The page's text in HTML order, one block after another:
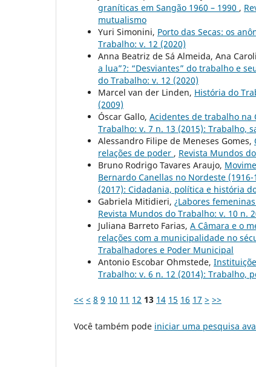
graníticas em Sangão 1960 – 1990 ,
mutualismo
Yuri Simonini, Porto das Secas: os
Trabalho: v. 12 (2020)
Anna Beatriz de Sá Almeida, Ana
a lua”?: “Desviantes” do trabalho e
do Trabalho: v. 12 (2020)
Marcel van der Linden, História do
(2009)
Óscar Gallo, Acidentes de trabalho na
Trabalho: v. 7 n. 13 (2015): Trabalho,
Alessandro Filipe de Meneses Gomes,
relações de poder , Revista Mundos
Bruno Rodrigo Tavares Araujo,
Bernardo Canellas no Nordeste
(2017): Cidadania, política e história
Gabriela Mitidieri, ¿Labores
Revista Mundos do Trabalho: v. 10 n.
Juliana Barreto Farias, A Câmara e o
relações com a municipalidade no
Trabalhadores e Poder Municipal
Antonio Escobar Ohmstede,
Trabalho: v. 6 n. 12 (2014): Trabalho,
<< < 8 9 10 11 12 13 14 15 16 17 > >>
Você também pode iniciar uma pesquisa